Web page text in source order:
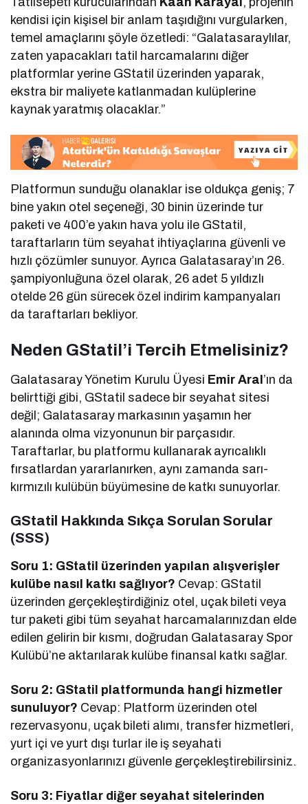
kendisi için kişisel bir anlam taşıdığını vurgularken,
temel amaçlarını şöyle özetledi: “Galatasaraylılar,
zaten yapacakları tatil harcamalarını diğer
platformlar yerine GStatil üzerinden yaparak,
ekstra bir maliyete katlanmadan kulüplerine
kaynak yaratmış olacaklar.”
Platformun sunduğu olanaklar ise oldukça geniş; 7
bine yakın otel seçeneği, 30 binin üzerinde tur
paketi ve 400’e yakın hava yolu ile GStatil,
taraftarların tüm seyahat ihtiyaçlarına güvenli ve
hızlı çözümler sunuyor. Ayrıca Galatasaray’ın 26.
şampiyonluğuna özel olarak, 26 adet 5 yıldızlı
otelde 26 gün sürecek özel indirim kampanyaları
da taraftarları bekliyor.
Neden GStatil’i Tercih Etmelisiniz?
Galatasaray Yönetim Kurulu Üyesi Emir Aral’ın da
belirttiği gibi, GStatil sadece bir seyahat sitesi
değil; Galatasaray markasının yaşamın her
alanında olma vizyonunun bir parçasıdır.
Taraftarlar, bu platformu kullanarak ayrıcalıklı
fırsatlardan yararlanırken, aynı zamanda sarı-
kırmızılı kulübün büyümesine de katkı sunuyorlar.
GStatil Hakkında Sıkça Sorulan Sorular
(SSS)
Soru 1: GStatil üzerinden yapılan alışverişler
kulübe nasıl katkı sağlıyor? Cevap: GStatil
üzerinden gerçekleştirdiğiniz otel, uçak bileti veya
tur paketi gibi tüm seyahat harcamalarınızdan elde
edilen gelirin bir kısmı, doğrudan Galatasaray Spor
Kulübü’ne aktarılarak kulübe finansal katkı sağlar.
Soru 2: GStatil platformunda hangi hizmetler
sunuluyor? Cevap: Platform üzerinden otel
rezervasyonu, uçak bileti alımı, transfer hizmetleri,
yurt içi ve yurt dışı turlar ile iş seyahati
organizasyonlarınızı güvenle gerçekleştirebilirsiniz.
Soru 3: Fiyatlar diğer seyahat sitelerinden